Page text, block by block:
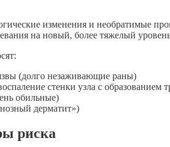
изменения и необратимые
на новый, более тяжелый
(долго незаживающие раны)
стенки узла с образованием
обильные)
дерматит»)
риска